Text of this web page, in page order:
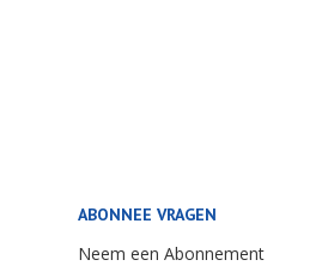
ABONNEE VRAGEN
Neem een Abonnement